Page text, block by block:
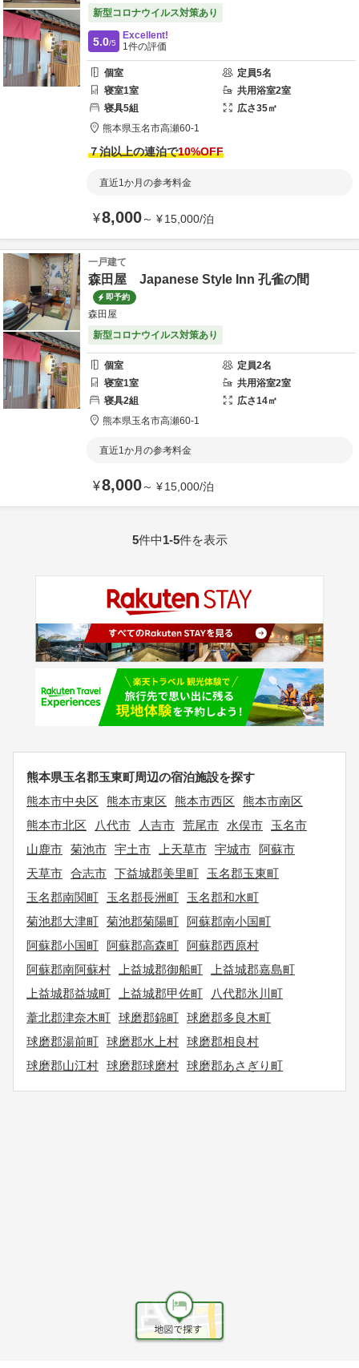
新型コロナウイルス対策あり
5.0/5
Excellent!
1件の評価
個室 定員5名
寝室1室 共用浴室2室
寝具5組 広さ35㎡
熊本県玉名市高瀬60-1
７泊以上の連泊で10%OFF
直近1か月の参考料金
¥8,000～ ¥15,000/泊
一戸建て
森田屋 Japanese Style Inn 孔雀の間
即予約
森田屋
新型コロナウイルス対策あり
個室 定員2名
寝室1室 共用浴室2室
寝具2組 広さ14㎡
熊本県玉名市高瀬60-1
直近1か月の参考料金
¥8,000～ ¥15,000/泊
5件中1-5件を表示
熊本県玉名郡玉東町周辺の宿泊施設を探す
熊本市中央区
熊本市東区 熊本市西区
熊本市南区
熊本市北区
八代市 人吉市 荒尾市 水俣市
玉名市
山鹿市 菊池市 宇土市 上天草市 宇城市
阿蘇市
天草市 合志市 下益城郡美里町
玉名郡玉東町
玉名郡南関町
玉名郡長洲町
玉名郡和水町
菊池郡大津町 菊池郡菊陽町
阿蘇郡南小国町
阿蘇郡小国町
阿蘇郡高森町
阿蘇郡西原村
阿蘇郡南阿蘇村
上益城郡御船町
上益城郡嘉島町
上益城郡益城町
上益城郡甲佐町
八代郡氷川町
葦北郡津奈木町 球磨郡錦町 球磨郡多良木町
球磨郡湯前町 球磨郡水上村 球磨郡相良村
球磨郡山江村 球磨郡球磨村 球磨郡あさぎり町